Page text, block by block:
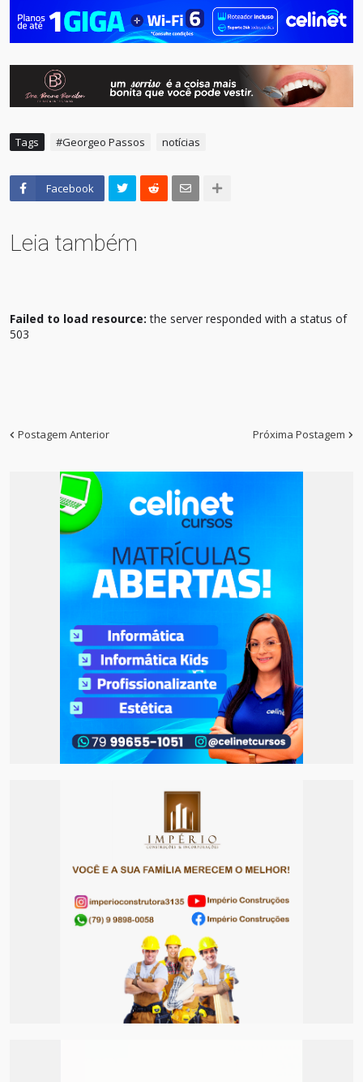
Tags #Georgeo Passos notícias
Facebook
Leia também
Failed to load resource: the server responded with a status of
503
Postagem Anterior Próxima Postagem